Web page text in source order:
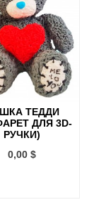
ТЕДДИ
ДЛЯ 3D-
РУЧКИ)
0,00 $